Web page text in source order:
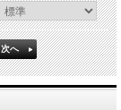
次へ